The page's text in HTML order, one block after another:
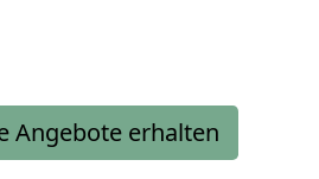
Angebote erhalten